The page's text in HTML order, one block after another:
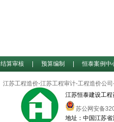
结算审核 预算编制 恒泰案例中
江苏工程造价-江苏工程审计-工程造价公
江苏恒泰建设工
苏公网安备
地址：中国江苏